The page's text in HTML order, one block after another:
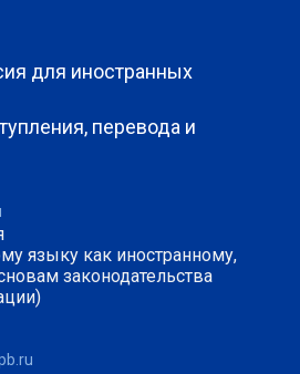
для иностранных
перевода и
языку как иностранному,
законодательства